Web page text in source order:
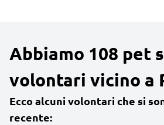
Abbiamo 108 pet
volontari vicino a
Ecco alcuni volontari che si
recente: